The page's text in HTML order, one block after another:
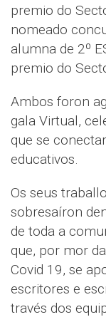
premio do
nomeado
alumna de 2º
premio do
Ambos foron
gala Virtual,
que se
educativos.
Os seus
sobresaíron
de toda a
que, por mor
Covid 19, se
escritores e
través dos